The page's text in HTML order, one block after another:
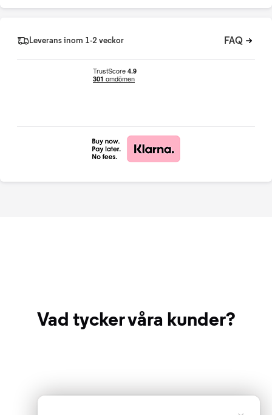
Leverans inom 1-2 veckor FAQ
Vad tycker våra kunder?